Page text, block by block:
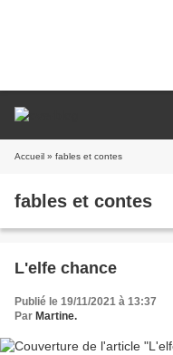
Accueil » fables et contes
fables et contes
L'elfe chance
Publié le 19/11/2021 à 13:37
Par Martine.